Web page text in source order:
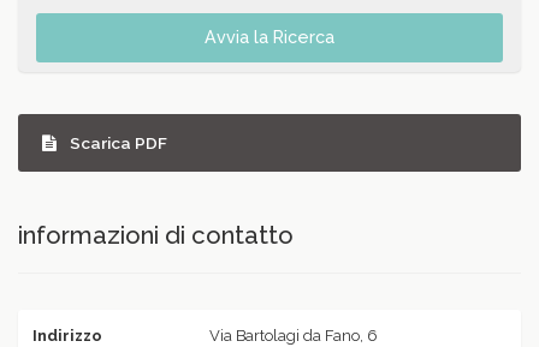
Avvia la Ricerca
Scarica PDF
informazioni di contatto
Indirizzo
Via Bartolagi da Fano, 6